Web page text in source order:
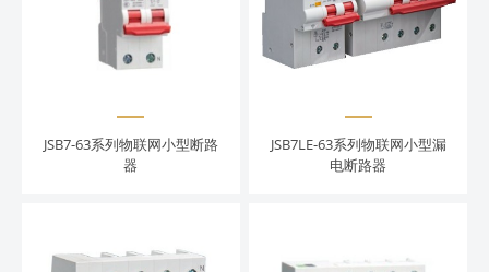
JSB7-63系列物联网小型断路
器
JSB7LE-63系列物联网小型漏
电断路器